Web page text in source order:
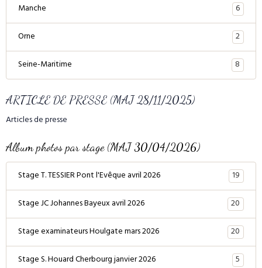
Manche
6
Orne
2
Seine-Maritime
8
ARTICLE DE PRESSE (MAJ 28/11/2025)
Articles de presse
Album photos par stage (MAJ 30/04/2026)
Stage T. TESSIER Pont l'Evêque avril 2026
19
Stage JC Johannes Bayeux avril 2026
20
Stage examinateurs Houlgate mars 2026
20
Stage S. Houard Cherbourg janvier 2026
5